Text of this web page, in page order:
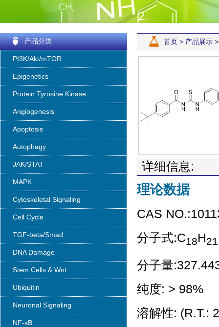
产品分类
PI3K/Akt/mTOR
Epigenetics
Protein Tyrosine Kinase
Angiogenesis
Apoptosis
Autophagy
JAK/STAT
MAPK
Cytoskeletal Signaling
Cell Cycle
TGF-beta/Smad
DNA Damage
Stem Cells & Wnt
Ubiquitin
Neuronal Signaling
NF-κB
首页 > 产品展示
详细信息:
理论数据
CAS
分子式:C18H21
分子量
纯度: > 98%
溶解性: (R.T.: